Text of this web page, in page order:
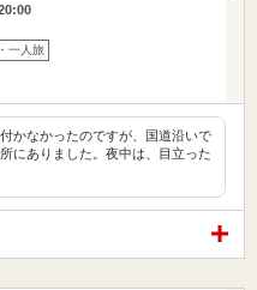
一人旅
かなかったのですが、国道沿いで
にありました。夜中は、目立った